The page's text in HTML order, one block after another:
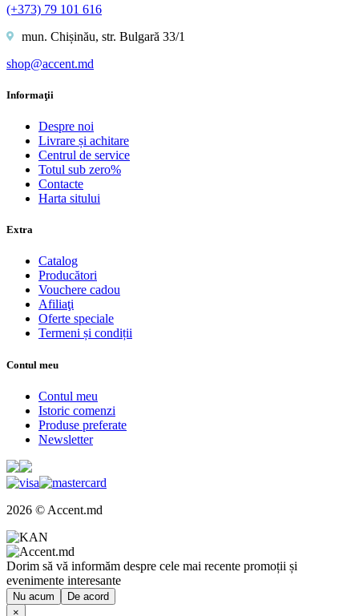
(+373) 79 101 616
mun. Chișinău, str. Bulgară 33/1
shop@accent.md
Informaţii
Despre noi
Livrare și achitare
Centrul de service
Totul sub zero%
Contacte
Harta sitului
Extra
Catalog
Producători
Vouchere cadou
Afiliaţi
Oferte speciale
Termeni și condiții
Contul meu
Contul meu
Istoric comenzi
Produse preferate
Newsletter
2026 © Accent.md
Dorim să vă informăm despre cele mai recente promoții și
evenimente interesante
Nu acum
De acord
×